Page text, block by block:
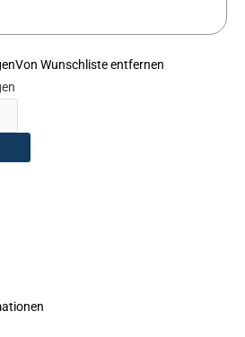
Von Wunschliste entfernen